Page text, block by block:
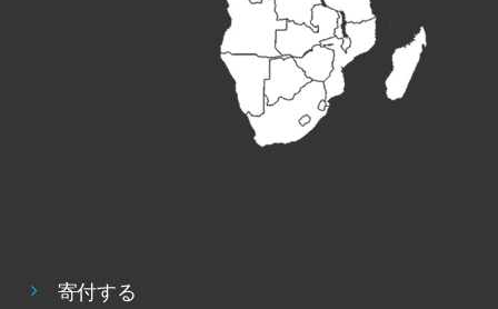
寄付する